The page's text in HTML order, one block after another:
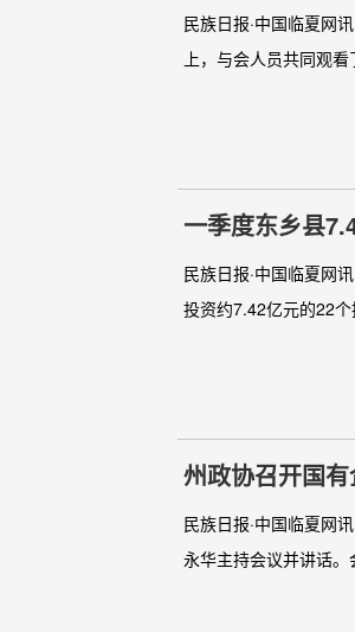
民族日报·中国临夏网
上，与会人员共同观
一季度东乡县
民族日报·中国临夏网
投资约7.42亿元的22
州政协召开国
民族日报·中国临夏网
永华主持会议并讲话